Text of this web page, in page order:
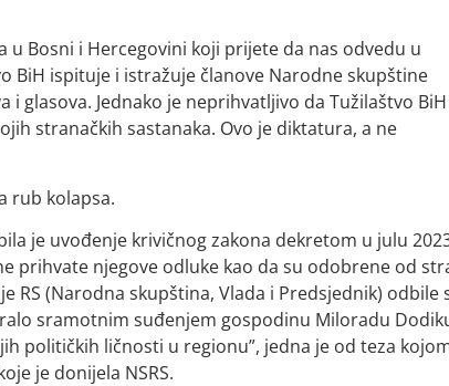
u Bosni i Hercegovini koji prijete da nas odvedu u
BiH ispituje i istražuje članove Narodne skupštine
glasova. Jednako je neprihvatljivo da Tužilaštvo BiH
stranačkih sastanaka. Ovo je diktatura, a ne
rub kolapsa.
je uvođenje krivičnog zakona dekretom u julu
prihvate njegove odluke kao da su odobrene od
(Narodna skupština, Vlada i Predsjednik) odbile
sramotnim suđenjem gospodinu Miloradu
političkih ličnosti u regionu”, jedna je od teza
je donijela NSRS.